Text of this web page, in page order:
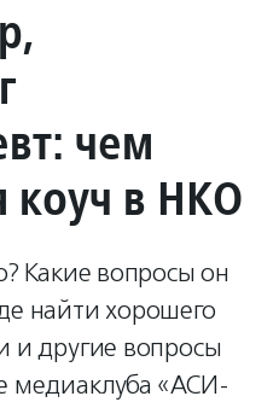
чем
коуч в НКО
Какие вопросы он
найти хорошего
и другие вопросы
медиаклуба «АСИ-